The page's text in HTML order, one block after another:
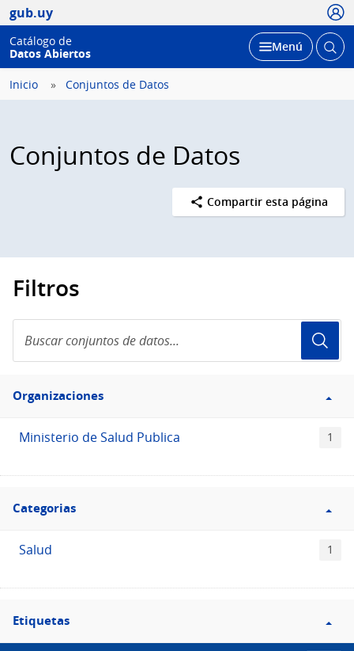
gub.uy
Catálogo de
Datos Abiertos
Desplegar
Menú Abrir
Inicio Conjuntos de Datos
Conjuntos de Datos
Compartir esta página
Filtros
conjuntos
de
Filtro
Organizaciones
Organizaciones
Ministerio de Salud Publica 1
Filtro
Categorias
Categorias
Salud 1
Filtro
Etiquetas
Etiquetas